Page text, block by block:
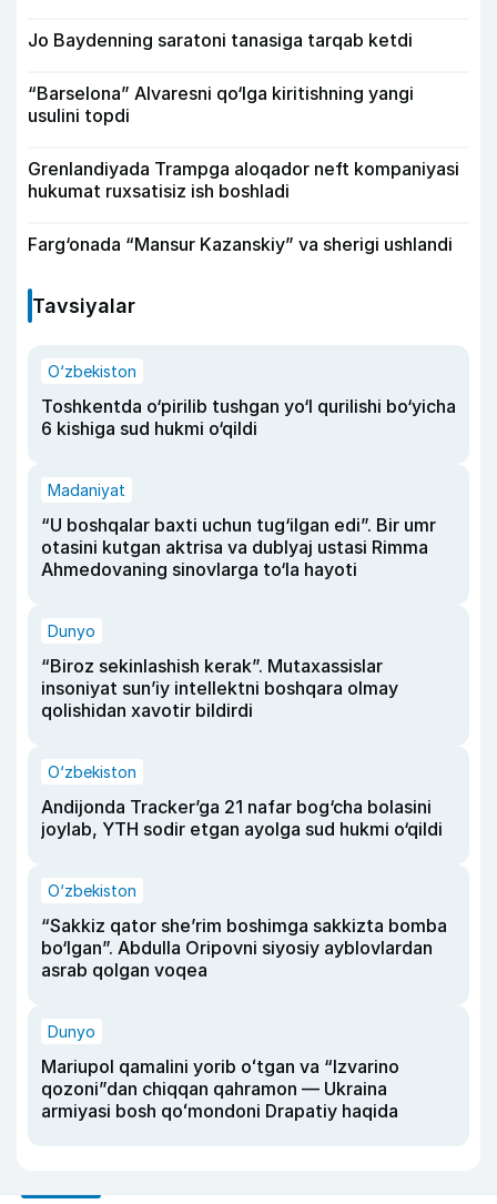
Jo Baydenning saratoni tanasiga tarqab ketdi
“Barselona” Alvaresni qo‘lga kiritishning yangi
usulini topdi
Grenlandiyada Trampga aloqador neft kompaniyasi
hukumat ruxsatisiz ish boshladi
Farg‘onada “Mansur Kazanskiy” va sherigi ushlandi
Tavsiyalar
O‘zbekiston
Toshkentda o‘pirilib tushgan yo‘l qurilishi bo‘yicha
6 kishiga sud hukmi o‘qildi
Madaniyat
“U boshqalar baxti uchun tug‘ilgan edi”. Bir umr
otasini kutgan aktrisa va dublyaj ustasi Rimma
Ahmedovaning sinovlarga to‘la hayoti
Dunyo
“Biroz sekinlashish kerak”. Mutaxassislar
insoniyat sun’iy intellektni boshqara olmay
qolishidan xavotir bildirdi
O‘zbekiston
Andijonda Tracker’ga 21 nafar bog‘cha bolasini
joylab, YTH sodir etgan ayolga sud hukmi o‘qildi
O‘zbekiston
“Sakkiz qator she’rim boshimga sakkizta bomba
bo‘lgan”. Abdulla Oripovni siyosiy ayblovlardan
asrab qolgan voqea
Dunyo
Mariupol qamalini yorib oʻtgan va “Izvarino
qozoni”dan chiqqan qahramon — Ukraina
armiyasi bosh qoʻmondoni Drapatiy haqida